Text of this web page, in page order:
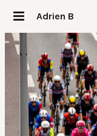
Adrien B